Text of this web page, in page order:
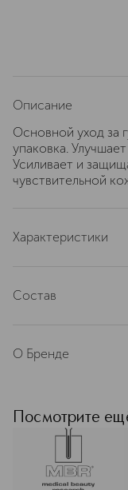
Описание
Основной уход за
упаковка.
Усиливает и
чувствительной
Характеристики
артикул
Состав
"О Бренде
Посмотрите